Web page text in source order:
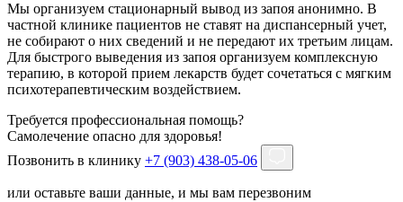
Мы организуем стационарный вывод из запоя анонимно. В
частной клинике пациентов не ставят на диспансерный учет,
не собирают о них сведений и не передают их третьим лицам.
Для быстрого выведения из запоя организуем комплексную
терапию, в которой прием лекарств будет сочетаться с мягким
психотерапевтическим воздействием.
Требуется профессиональная помощь?
Самолечение опасно для здоровья!
Позвонить в клинику +7 (903) 438-05-06
или оставьте ваши данные, и мы вам перезвоним